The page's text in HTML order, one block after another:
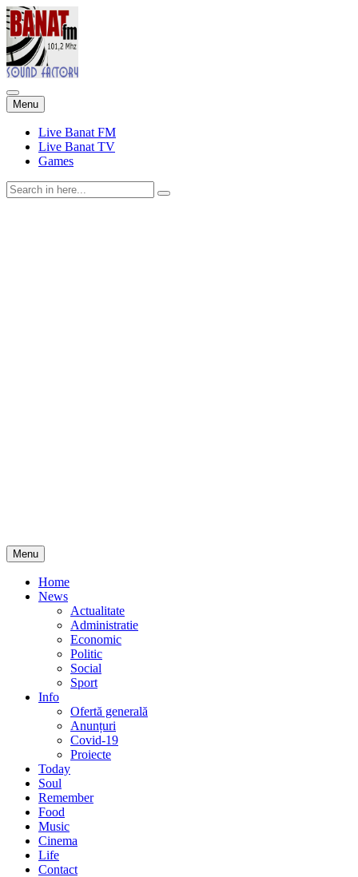
Menu Skip
to
content
Live Banat FM
Live Banat TV
Games
Search
for:
Menu Skip
to
content
Home
News
Actualitate
Administratie
Economic
Politic
Social
Sport
Info
Ofertă generală
Anunțuri
Covid-19
Proiecte
Today
Soul
Remember
Food
Music
Cinema
Life
Contact